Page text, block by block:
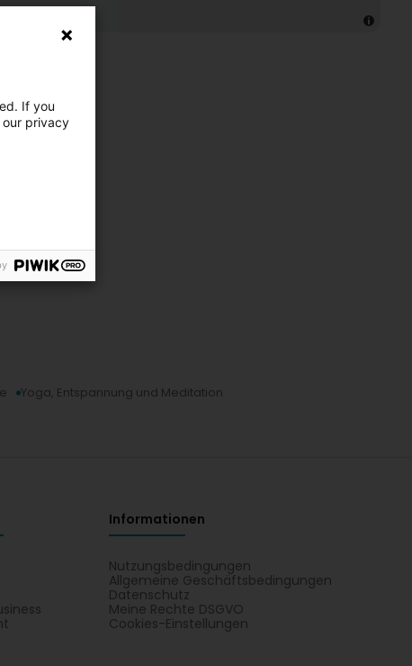
Yoga, Entspannung und Meditation
Informationen
Nutzungsbedingungen
Allgemeine Geschäftsbedingungen
Datenschutz
Meine Rechte DSGVO
Cookies-Einstellungen
If you
our privacy